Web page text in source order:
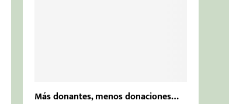
Más donantes, menos donaciones…